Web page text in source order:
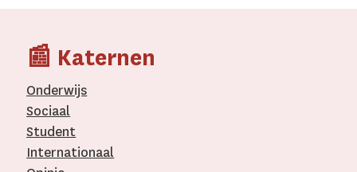
📰 Katernen
Onderwijs
Sociaal
Student
Internationaal­